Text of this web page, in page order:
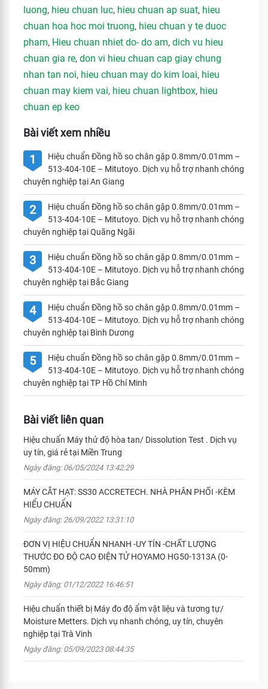
luong, hieu chuan luc, hieu chuan ap suat, hieu
chuan hoa hoc moi truong, hieu chuan y te duoc
pham, Hieu chuan nhiet do- do am, dich vu hieu
chuan gia re, don vi hieu chuan cap giay chung
nhan tan noi, hieu chuan may do kim loai, hieu
chuan may kiem vai, hieu chuan lightbox, hieu
chuan ep keo
Bài viết xem nhiều
1
Hiệu chuẩn Đồng hồ so chân gập 0.8mm/0.01mm –
513-404-10E – Mitutoyo. Dịch vụ hỗ trợ nhanh chóng
chuyên nghiệp tại An Giang
2
Hiệu chuẩn Đồng hồ so chân gập 0.8mm/0.01mm –
513-404-10E – Mitutoyo. Dịch vụ hỗ trợ nhanh chóng
chuyên nghiệp tại Quãng Ngãi
3
Hiệu chuẩn Đồng hồ so chân gập 0.8mm/0.01mm –
513-404-10E – Mitutoyo. Dịch vụ hỗ trợ nhanh chóng
chuyên nghiệp tại Bắc Giang
4
Hiệu chuẩn Đồng hồ so chân gập 0.8mm/0.01mm –
513-404-10E – Mitutoyo. Dịch vụ hỗ trợ nhanh chóng
chuyên nghiệp tại Bình Dương
5
Hiệu chuẩn Đồng hồ so chân gập 0.8mm/0.01mm –
513-404-10E – Mitutoyo. Dịch vụ hỗ trợ nhanh chóng
chuyên nghiệp tại TP Hồ Chí Minh
Bài viết liên quan
Hiệu chuẩn Máy thử độ hòa tan/ Dissolution Test . Dịch vụ
uy tín, giá rẻ tại Miền Trung
Ngày đăng: 06/05/2024 13:42:29
MÁY CẮT HẠT: SS30 ACCRETECH. NHÀ PHÂN PHỐI -KÈM
HIỂU CHUẨN
Ngày đăng: 26/09/2022 13:31:10
ĐƠN VỊ HIỆU CHUẨN NHANH -UY TÍN -CHẤT LƯỢNG
THƯỚC ĐO ĐỘ CAO ĐIỆN TỬ HOYAMO HG50-1313A (0-
50mm)
Ngày đăng: 01/12/2022 16:46:51
Hiệu chuẩn thiết bị Máy đo độ ẩm vật liệu và tương tự/
Moisture Metters. Dịch vụ nhanh chóng, uy tín, chuyên
nghiệp tại Trà Vinh
Ngày đăng: 05/09/2023 08:44:35